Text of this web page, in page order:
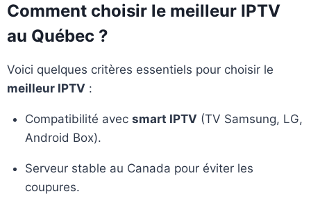
Comment choisir le meilleur IPTV
au Québec ?
Voici quelques critères essentiels pour choisir le
meilleur IPTV :
Compatibilité avec smart IPTV (TV Samsung, LG,
Android Box).
Serveur stable au Canada pour éviter les
coupures.